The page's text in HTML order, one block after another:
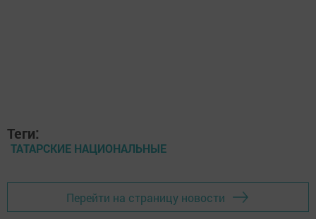
Теги:
ТАТАРСКИЕ НАЦИОНАЛЬНЫЕ
Перейти на страницу новости